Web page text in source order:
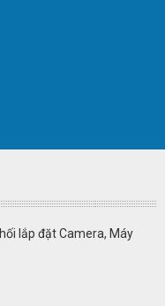
lắp đặt Camera, Máy